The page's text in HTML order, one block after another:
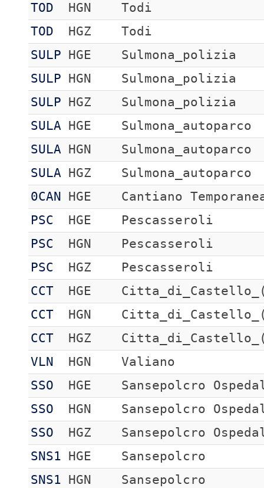
TOD
HGN
Todi
TOD
HGZ
Todi
SULP
HGE
Sulmona_polizia
SULP
HGN
Sulmona_polizia
SULP
HGZ
Sulmona_polizia
SULA
HGE
Sulmona_autoparco
SULA
HGN
Sulmona_autoparco
SULA
HGZ
Sulmona_autoparco
0CAN
HGE
Cantiano
PSC
HGE
Pescasseroli
PSC
HGN
Pescasseroli
PSC
HGZ
Pescasseroli
CCT
HGE
CCT
HGN
CCT
HGZ
VLN
HGN
Valiano
SSO
HGE
Sansepolcro
SSO
HGN
Sansepolcro
SSO
HGZ
Sansepolcro
SNS1
HGE
Sansepolcro
SNS1
HGN
Sansepolcro